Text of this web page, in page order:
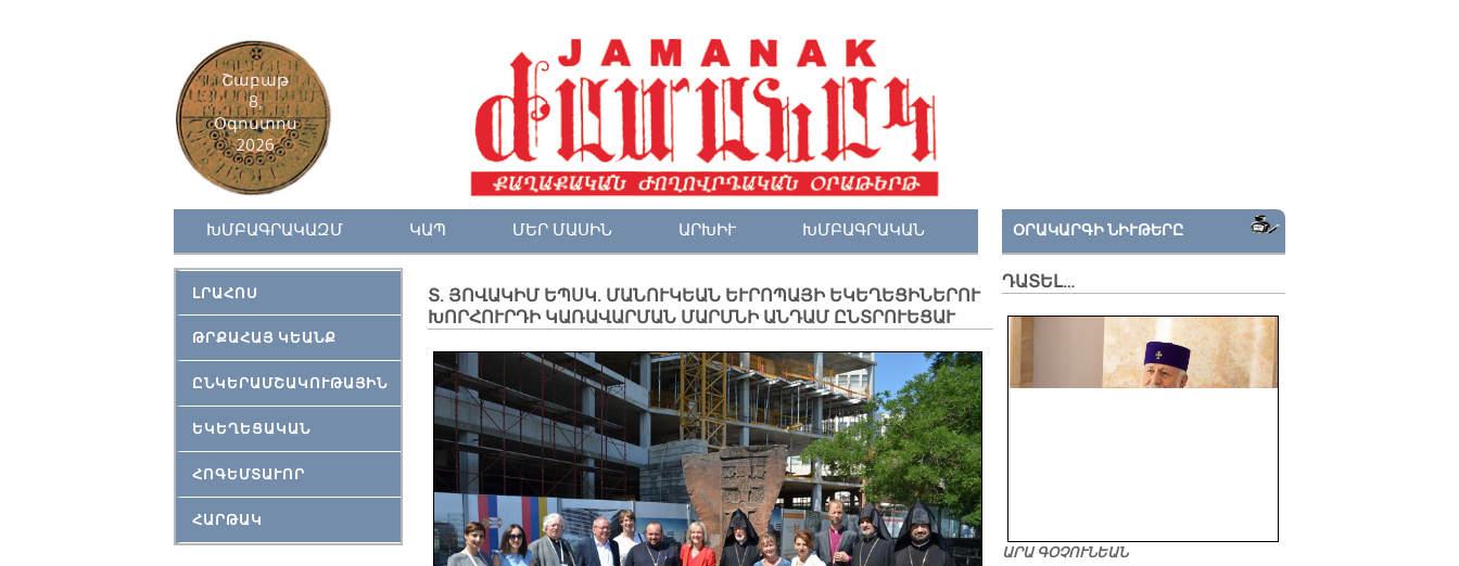
Շաբաթ
8,
Օգոստոս
2026
ԽՄԲԱԳՐԱԿԱԶՄ ԿԱՊ ՄԵՐ ՄԱՍԻՆ ԱՐԽԻՒ ԽՄԲԱԳՐԱԿԱՆ
ԼՐԱՀՈՍ
ԹՐՔԱՀԱՅ ԿԵԱՆՔ
ԸՆԿԵՐԱՄՇԱԿՈՒԹԱՅԻՆ
ԵԿԵՂԵՑԱԿԱՆ
ՀՈԳԵՄՏԱՒՈՐ
ՀԱՐԹԱԿ
Տ. ՅՈՎԱԿԻՄ ԵՊՍԿ. ՄԱՆՈՒԿԵԱՆ ԵՒՐՈՊԱՅԻ ԵԿԵՂԵՑԻՆԵՐՈՒ
ԽՈՐՀՈՒՐԴԻ ԿԱՌԱՎԱՐՄԱՆ ՄԱՐՄՆԻ ԱՆԴԱՄ ԸՆՏՐՈՒԵՑԱՒ
ՕՐԱԿԱՐԳԻ ՆԻՒԹԵՐԸ
ԴԱՏԵԼ…
ԱՐԱ ԳՕՉՈՒՆԵԱՆ